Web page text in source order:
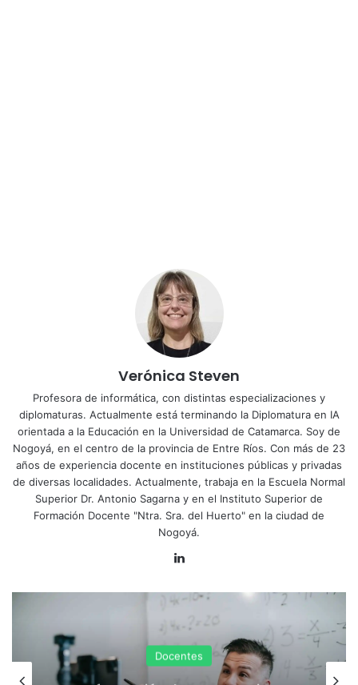
Verónica Steven
Profesora de informática, con distintas especializaciones y
diplomaturas. Actualmente está terminando la Diplomatura en IA
orientada a la Educación en la Universidad de Catamarca. Soy de
Nogoyá, en el centro de la provincia de Entre Ríos. Con más de 23
años de experiencia docente en instituciones públicas y privadas
de diversas localidades. Actualmente, trabaja en la Escuela Normal
Superior Dr. Antonio Sagarna y en el Instituto Superior de
Formación Docente "Ntra. Sra. del Huerto" en la ciudad de
Nogoyá.
Docentes